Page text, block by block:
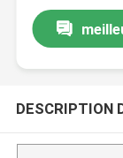
DESCRIPTION